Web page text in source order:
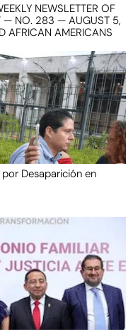
NEWSLETTER OF
— NO. 283 — AUGUST 5,
AFRICAN AMERICANS
Desaparición en